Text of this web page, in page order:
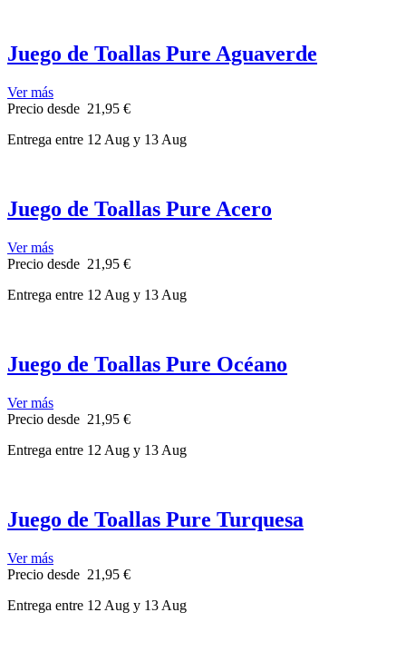
Juego de Toallas Pure Aguaverde
Ver más
Precio desde 21,95 €
Entrega entre 12 Aug y 13 Aug
Juego de Toallas Pure Acero
Ver más
Precio desde 21,95 €
Entrega entre 12 Aug y 13 Aug
Juego de Toallas Pure Océano
Ver más
Precio desde 21,95 €
Entrega entre 12 Aug y 13 Aug
Juego de Toallas Pure Turquesa
Ver más
Precio desde 21,95 €
Entrega entre 12 Aug y 13 Aug